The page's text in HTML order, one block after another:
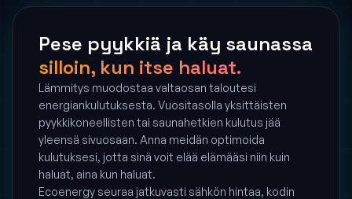
Pese pyykkiä ja käy saunassa
silloin, kun itse haluat.
Lämmitys muodostaa valtaosan taloutesi
energiankulutuksesta. Vuositasolla yksittäisten
pyykkikoneellisten tai saunahetkien kulutus jää
yleensä sivuosaan. Anna meidän optimoida
kulutuksesi, jotta sinä voit elää elämääsi niin kuin
haluat, aina kun haluat.
Ecoenergy seuraa jatkuvasti sähkön hintaa, kodin